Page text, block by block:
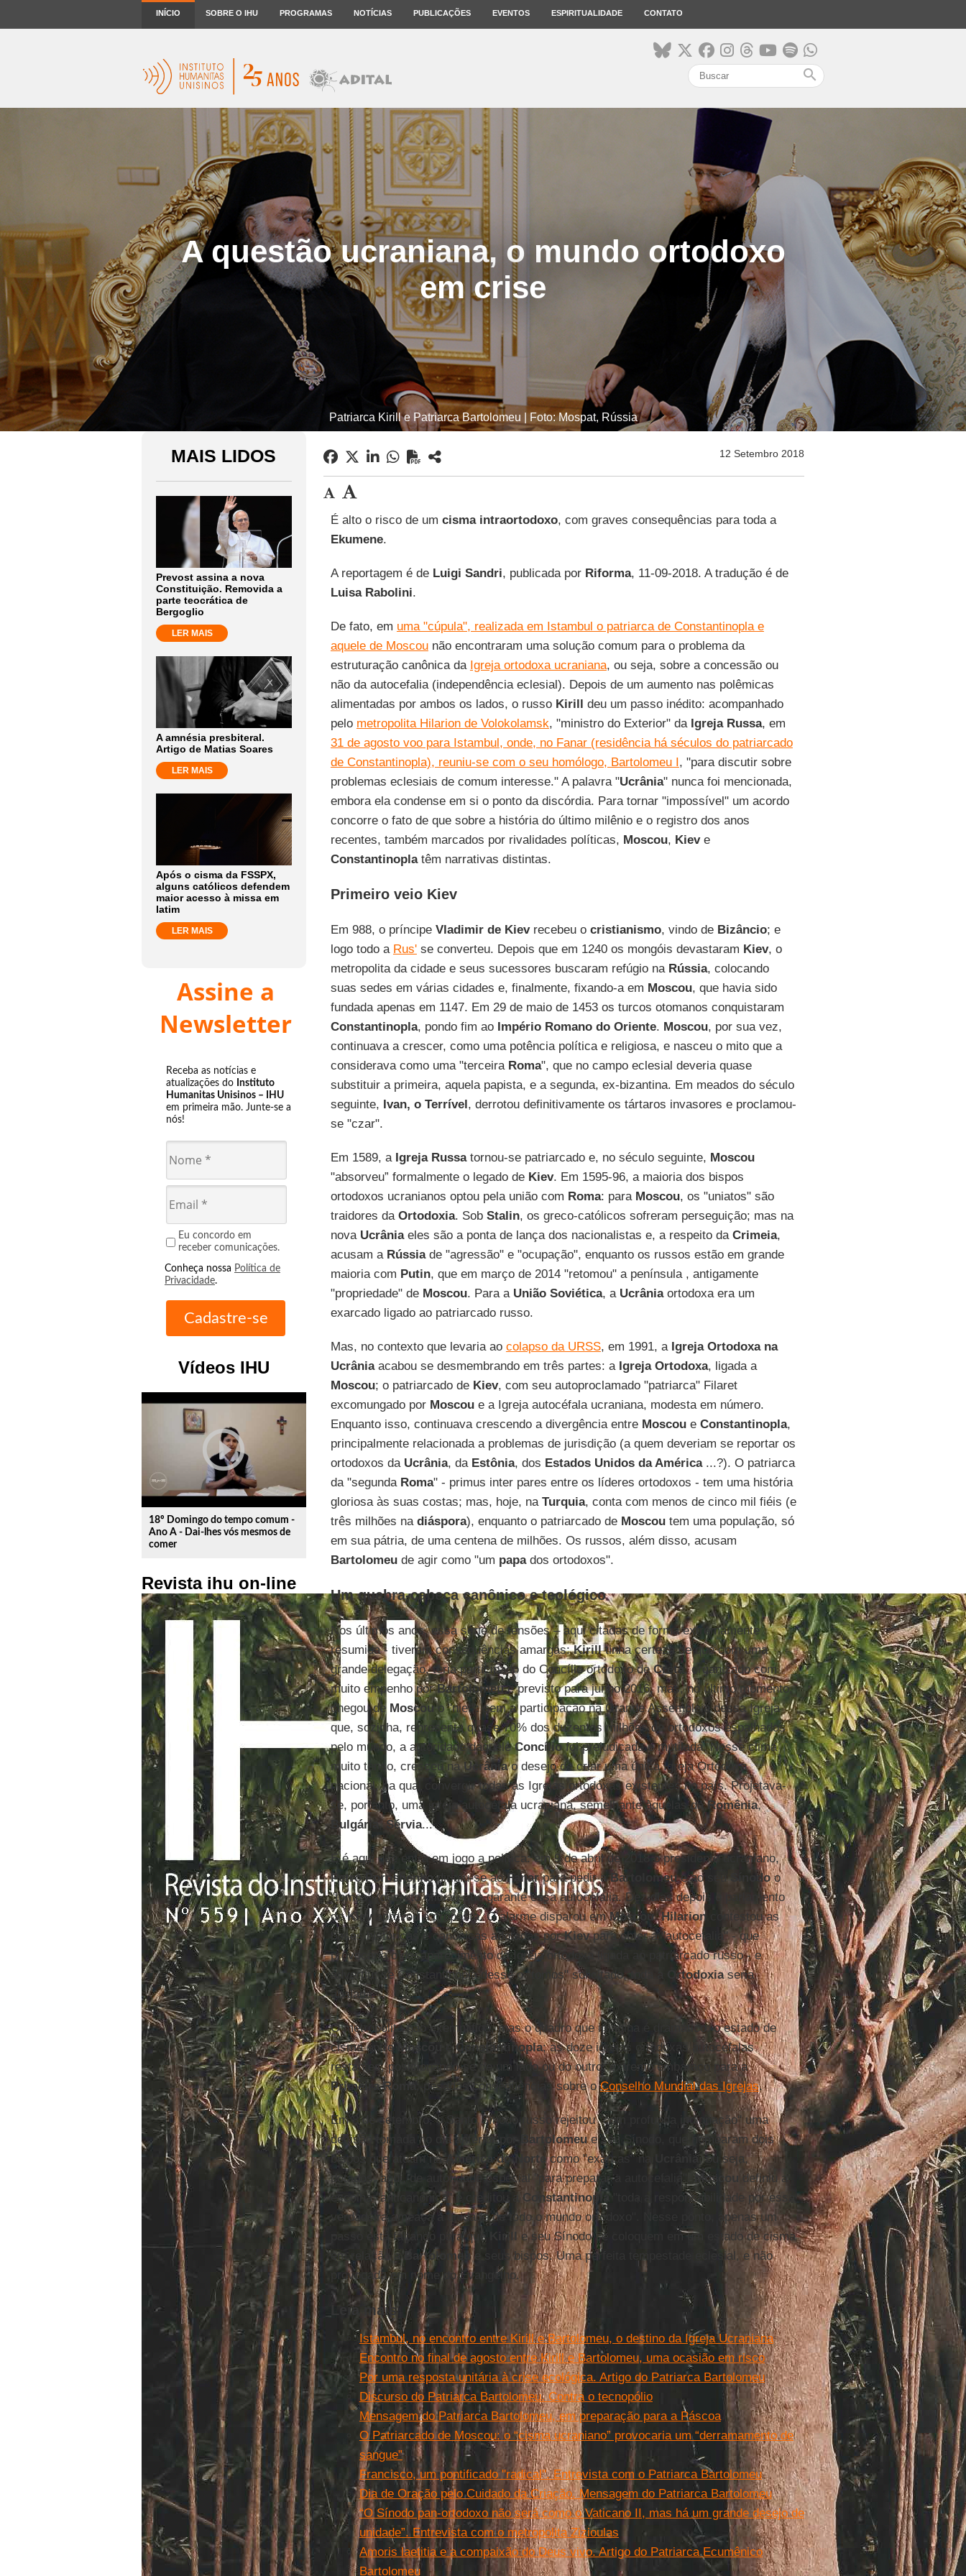
INÍCIO SOBRE O IHU PROGRAMAS NOTÍCIAS PUBLICAÇÕES EVENTOS ESPIRITUALIDADE CONTATO
search
A questão ucraniana, o mundo ortodoxo
em crise
Patriarca Kirill e Patriarca Bartolomeu | Foto: Mospat, Rússia
MAIS LIDOS
Prevost assina a nova
Constituição. Removida a
parte teocrática de
Bergoglio
LER MAIS
A amnésia presbiteral.
Artigo de Matias Soares
LER MAIS
Após o cisma da FSSPX,
alguns católicos defendem
maior acesso à missa em
latim
LER MAIS
Assine a
Newsletter
Receba as notícias e
atualizações do Instituto
Humanitas Unisinos – IHU
em primeira mão. Junte-se a
nós!
Eu concordo em
receber comunicações.
Conheça nossa Política de
Privacidade.
Vídeos IHU
play_circle_outline
18º Domingo do tempo comum -
Ano A - Dai-lhes vós mesmos de
comer
Revista ihu on-line
12 Setembro 2018
É alto o risco de um cisma intraortodoxo, com graves consequências para toda a
Ekumene.
A reportagem é de Luigi Sandri, publicada por Riforma, 11-09-2018. A tradução é de
Luisa Rabolini.
De fato, em uma "cúpula", realizada em Istambul o patriarca de Constantinopla e
aquele de Moscounão encontraram uma solução comum para o problema da
estruturação canônica da Igreja ortodoxa ucraniana, ou seja, sobre a concessão ou
não da autocefalia (independência eclesial). Depois de um aumento nas polêmicas
alimentadas por ambos os lados, o russo Kirill deu um passo inédito: acompanhado
pelo metropolita Hilarion de Volokolamsk, "ministro do Exterior" da Igreja Russa, em
31 de agosto voo para Istambul, onde, no Fanar (residência há séculos do patriarcado
de Constantinopla), reuniu-se com o seu homólogo, Bartolomeu I, "para discutir sobre
problemas eclesiais de comum interesse." A palavra "Ucrânia" nunca foi mencionada,
embora ela condense em si o ponto da discórdia. Para tornar "impossível" um acordo
concorre o fato de que sobre a história do último milênio e o registro dos anos
recentes, também marcados por rivalidades políticas, Moscou, Kieve
Constantinoplatêm narrativas distintas.
Primeiro veio Kiev
Em 988, o príncipe Vladimir de Kievrecebeu o cristianismo, vindo de Bizâncio; e
logo todo a Rus'se converteu. Depois que em 1240 os mongóis devastaram Kiev, o
metropolita da cidade e seus sucessores buscaram refúgio na Rússia, colocando
suas sedes em várias cidades e, finalmente, fixando-a em Moscou, que havia sido
fundada apenas em 1147. Em 29 de maio de 1453 os turcos otomanos conquistaram
Constantinopla, pondo fim ao Império Romano do Oriente. Moscou, por sua vez,
continuava a crescer, como uma potência política e religiosa, e nasceu o mito que a
considerava como uma "terceira Roma", que no campo eclesial deveria quase
substituir a primeira, aquela papista, e a segunda, ex-bizantina. Em meados do século
seguinte, Ivan, o Terrível, derrotou definitivamente os tártaros invasores e proclamou-
se "czar".
Em 1589, a Igreja Russatornou-se patriarcado e, no século seguinte, Moscou
"absorveu” formalmente o legado de Kiev. Em 1595-96, a maioria dos bispos
ortodoxos ucranianos optou pela união com Roma: para Moscou, os "uniatos" são
traidores da Ortodoxia. Sob Stalin, os greco-católicos sofreram perseguição; mas na
nova Ucrâniaeles são a ponta de lança dos nacionalistas e, a respeito da Crimeia,
acusam a Rússiade "agressão" e "ocupação", enquanto os russos estão em grande
maioria com Putin, que em março de 2014 "retomou" a península , antigamente
"propriedade" de Moscou. Para a União Soviética, a Ucrâniaortodoxa era um
exarcado ligado ao patriarcado russo.
Mas, no contexto que levaria ao colapso da URSS, em 1991, a Igreja Ortodoxa na
Ucrâniaacabou se desmembrando em três partes: a Igreja Ortodoxa, ligada a
Moscou; o patriarcado de Kiev, com seu autoproclamado "patriarca" Filaret
excomungado por Moscoue a Igreja autocéfala ucraniana, modesta em número.
Enquanto isso, continuava crescendo a divergência entre Moscoue Constantinopla,
principalmente relacionada a problemas de jurisdição (a quem deveriam se reportar os
ortodoxos da Ucrânia, da Estônia, dos Estados Unidos da América...?). O patriarca
da "segunda Roma" - primus inter pares entre os líderes ortodoxos - tem uma história
gloriosa às suas costas; mas, hoje, na Turquia, conta com menos de cinco mil fiéis (e
três milhões na diáspora), enquanto o patriarcado de Moscoutem uma população, só
em sua pátria, de uma centena de milhões. Os russos, além disso, acusam
Bartolomeude agir como "um papados ortodoxos".
Um quebra-cabeça canônico e teológico
Nos últimos anos, essa série de tensões – aqui citadas de forma extremamente
resumida - tiveram consequências amargas:Kirilltinha certeza de que com uma
grande delegação, teria participado do Concílio ortodoxo deCreta, organizado com
muito empenho porBartolomeue previsto para junho 2016, mas, no último momento,
chegou de Moscouo "niet": sem a participação na Grande Assembleia dessa Igreja
que, sozinha, representa quase 70% dos duzentos milhões de ortodoxos espalhados
pelo mundo, a autoridade daqueleConcíliofoi prejudicada e mutilada. Nesse clima
muito tenso, cresceu naUcrâniao desejo de criar uma única Igreja Ortodoxa
nacional, na qual convergir todas as Igrejas ortodoxas existentes no país. Projetava-
se, portanto, uma igreja autocéfala ucraniana, semelhante àquelas daRomênia,
Bulgária,Sérvia...
E é aqui que entra em jogo a política: em 9 de abril de 2018 o presidente ucraniano,
Petro Poroshenkodirigiu-se aoFanarpara pedir aBartolomeue ao seuSínodoo
"tomos" (decreto oficial) que garante essa autocefalia. Dez dias depois o parlamento
deKiev aprovou a proposta. O alarme disparou emMoscou.Hilarion
contestou as
bases históricas e canônicas adotadas porKievpara obter a "autocefalia" - que
provocaria o desaparecimento da Igreja ortodoxa ligada ao patriarcado russo - e
advertiu: se Constantinopla desse o "tomos" solicitado, toda a
Ortodoxiaseria
abalada.
O metropolita não exemplifica, mas o quadro que imagina é dramático: o estado de
cisma entre Moscou eConstantinopla; as doze igrejas ortodoxas autocéfalas
restantes, posicionando-se de um lado ou do outro; extremo embaraço para a
Primeira Roma ; pesadas consequências sobre oConselho Mundial das Igrejas.
Em 8 de setembro, o Santo Sínodo russo rejeitou "com profunda indignação" uma
decisão tomada no dia anterior por
Bartolomeue seu Sínodo, que nomearam dois
bispos que atuam naAmérica do Nortecomo "exarcas" na Ucrânia, ou seja,
dotados, aqui, de autoridade especial "para preparar a autocefalia".Moscou definiu a
escolha "anticanônica" e creditou a
Constantinopla
"toda a responsabilidade por essa
verdadeira ameaça à unidade de todo o mundo ortodoxo". Nesse ponto, apenas um
passo está faltando para que
Kirill e seu Sínodo se coloquem em um estado de cisma
em relação a Bartolomeue seus bispos. Uma perfeita tempestade eclesial, e não
provocada em nome do Evangelho.
Leia mais
Istambul, no encontro entre Kirill e Bartolomeu, o destino da Igreja Ucraniana
Encontro no final de agosto entre Kirill e Bartolomeu, uma ocasião em risco
Por uma resposta unitária à crise ecológica. Artigo do Patriarca Bartolomeu
Discurso do Patriarca Bartolomeu. Contra o tecnopólio
Mensagem do Patriarca Bartolomeu, em preparação para a Páscoa
O Patriarcado de Moscou: o “cisma ucraniano” provocaria um “derramamento de
sangue”
Francisco, um pontificado ''radical''. Entrevista com o Patriarca Bartolomeu
Dia de Oração pelo Cuidado da Criação. Mensagem do Patriarca Bartolomeu
“O Sínodo pan-ortodoxo não será como o Vaticano II, mas há um grande desejo de
unidade”. Entrevista com o metropolita Zizioulas
Amoris laetitia e a compaixão do Deus vivo. Artigo do Patriarca Ecumênico
Bartolomeu